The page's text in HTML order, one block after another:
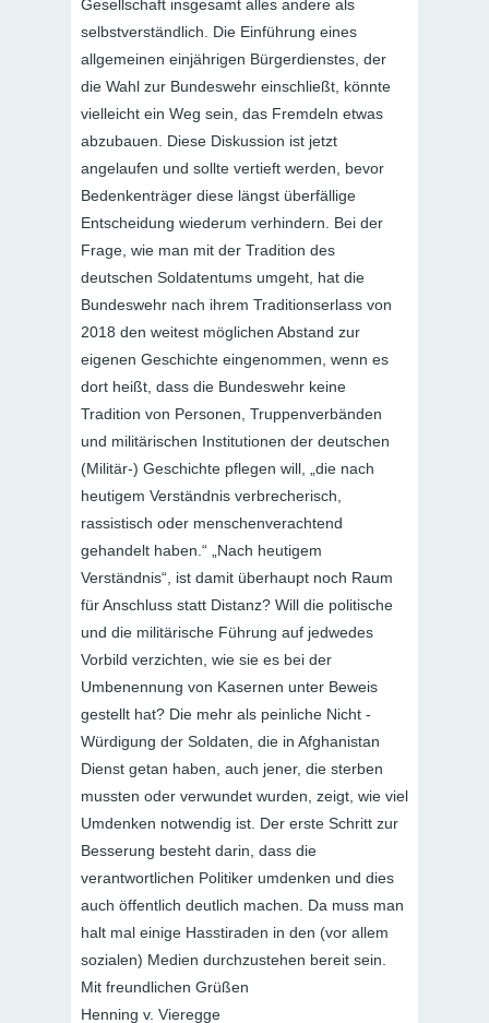
Gesellschaft insgesamt alles andere als
selbstverständlich. Die Einführung eines
allgemeinen einjährigen Bürgerdienstes, der
die Wahl zur Bundeswehr einschließt, könnte
vielleicht ein Weg sein, das Fremdeln etwas
abzubauen. Diese Diskussion ist jetzt
angelaufen und sollte vertieft werden, bevor
Bedenkenträger diese längst überfällige
Entscheidung wiederum verhindern. Bei der
Frage, wie man mit der Tradition des
deutschen Soldatentums umgeht, hat die
Bundeswehr nach ihrem Traditionserlass von
2018 den weitest möglichen Abstand zur
eigenen Geschichte eingenommen, wenn es
dort heißt, dass die Bundeswehr keine
Tradition von Personen, Truppenverbänden
und militärischen Institutionen der deutschen
(Militär-) Geschichte pflegen will, „die nach
heutigem Verständnis verbrecherisch,
rassistisch oder menschenverachtend
gehandelt haben.“ „Nach heutigem
Verständnis“, ist damit überhaupt noch Raum
für Anschluss statt Distanz? Will die politische
und die militärische Führung auf jedwedes
Vorbild verzichten, wie sie es bei der
Umbenennung von Kasernen unter Beweis
gestellt hat? Die mehr als peinliche Nicht -
Würdigung der Soldaten, die in Afghanistan
Dienst getan haben, auch jener, die sterben
mussten oder verwundet wurden, zeigt, wie viel
Umdenken notwendig ist. Der erste Schritt zur
Besserung besteht darin, dass die
verantwortlichen Politiker umdenken und dies
auch öffentlich deutlich machen. Da muss man
halt mal einige Hasstiraden in den (vor allem
sozialen) Medien durchzustehen bereit sein.
Mit freundlichen Grüßen
Henning v. Vieregge